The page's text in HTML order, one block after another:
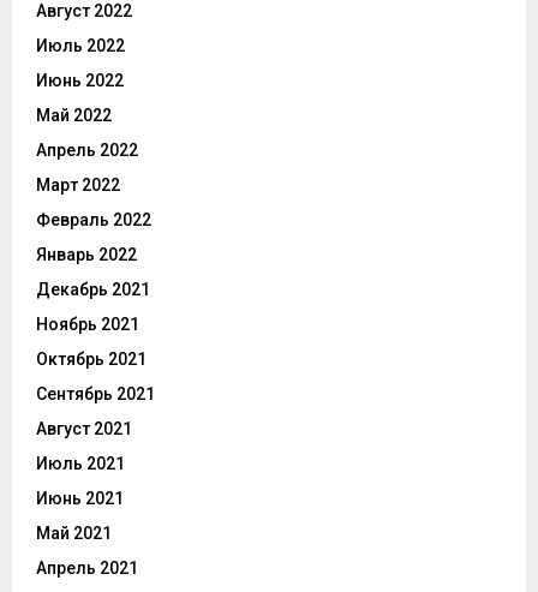
Август 2022
Июль 2022
Июнь 2022
Май 2022
Апрель 2022
Март 2022
Февраль 2022
Январь 2022
Декабрь 2021
Ноябрь 2021
Октябрь 2021
Сентябрь 2021
Август 2021
Июль 2021
Июнь 2021
Май 2021
Апрель 2021